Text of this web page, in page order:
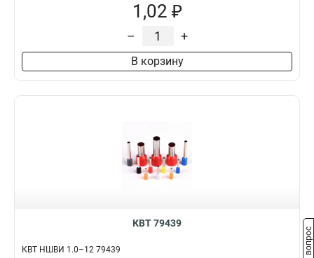
1,02 ₽
– +
В корзину
КВТ 79439
КВТ НШВИ 1.0–12 79439